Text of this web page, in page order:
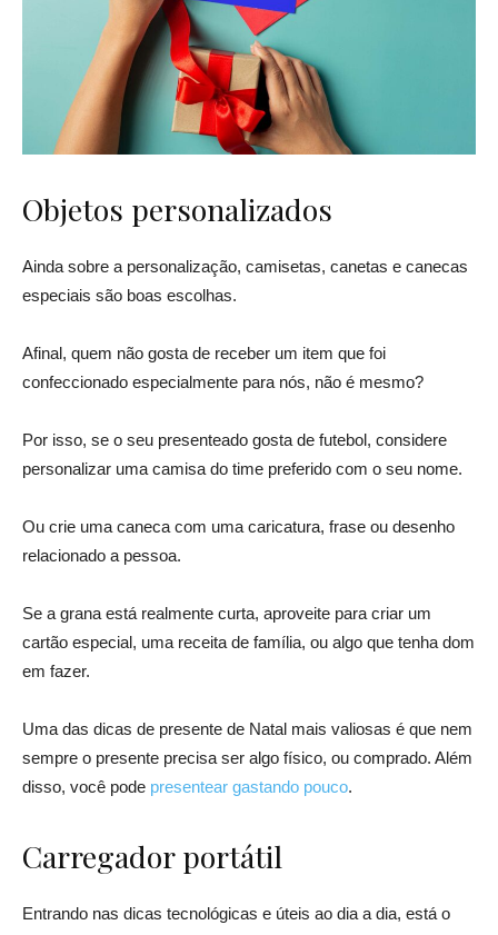
Objetos personalizados
Ainda sobre a personalização, camisetas, canetas e canecas
especiais são boas escolhas.
Afinal, quem não gosta de receber um item que foi
confeccionado especialmente para nós, não é mesmo?
Por isso, se o seu presenteado gosta de futebol, considere
personalizar uma camisa do time preferido com o seu nome.
Ou crie uma caneca com uma caricatura, frase ou desenho
relacionado a pessoa.
Se a grana está realmente curta, aproveite para criar um
cartão especial, uma receita de família, ou algo que tenha dom
em fazer.
Uma das dicas de presente de Natal mais valiosas é que nem
sempre o presente precisa ser algo físico, ou comprado. Além
disso, você pode presentear gastando pouco.
Carregador portátil
Entrando nas dicas tecnológicas e úteis ao dia a dia, está o